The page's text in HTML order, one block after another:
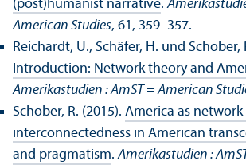
(post)humanist narrative.
American Studies, 61, 359–357.
Reichardt, U., Schäfer, H. und Schober,
Introduction: Network theory and
Amerika­studien : AmST = American
Schober, R. (2015). America as
interconnectedness in American
and pragmatism.Amerika­studien :